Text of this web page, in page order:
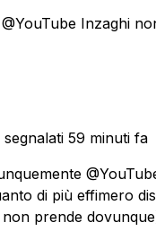
Inzaghi
segnalati 59 minuti fa
di più effimero
prende